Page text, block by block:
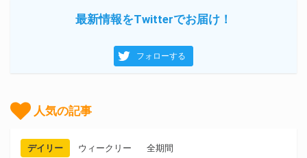
最新情報をTwitterでお届け！
フォローする
人気の記事
デイリー ウィークリー 全期間